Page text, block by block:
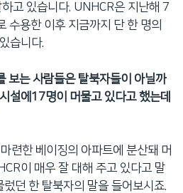
고 있습니다. UNHCR은 지난해 7
수용한 이후 지금까지 단 한 명의
습니다.
보는 사람들은 탈북자들이 아닐까
설에17명이 머물고 있다고 했는데
련한 베이징의 아파트에 분산돼 머
이 매우 잘 대해 주고 있다고 말
던 한 탈북자의 말을 들어보시죠.